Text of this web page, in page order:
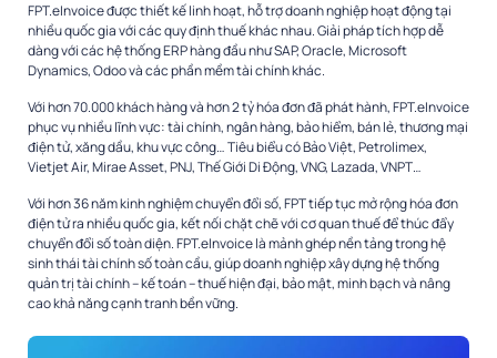
FPT.eInvoice được thiết kế linh hoạt, hỗ trợ doanh nghiệp hoạt động tại
nhiều quốc gia với các quy định thuế khác nhau. Giải pháp tích hợp dễ
dàng với các hệ thống ERP hàng đầu như SAP, Oracle, Microsoft
Dynamics, Odoo và các phần mềm tài chính khác.
Với hơn 70.000 khách hàng và hơn 2 tỷ hóa đơn đã phát hành, FPT.eInvoice
phục vụ nhiều lĩnh vực: tài chính, ngân hàng, bảo hiểm, bán lẻ, thương mại
điện tử, xăng dầu, khu vực công… Tiêu biểu có Bảo Việt, Petrolimex,
Vietjet Air, Mirae Asset, PNJ, Thế Giới Di Động, VNG, Lazada, VNPT…
Với hơn 36 năm kinh nghiệm chuyển đổi số, FPT tiếp tục mở rộng hóa đơn
điện tử ra nhiều quốc gia, kết nối chặt chẽ với cơ quan thuế để thúc đẩy
chuyển đổi số toàn diện. FPT.eInvoice là mảnh ghép nền tảng trong hệ
sinh thái tài chính số toàn cầu, giúp doanh nghiệp xây dựng hệ thống
quản trị tài chính – kế toán – thuế hiện đại, bảo mật, minh bạch và nâng
cao khả năng cạnh tranh bền vững.